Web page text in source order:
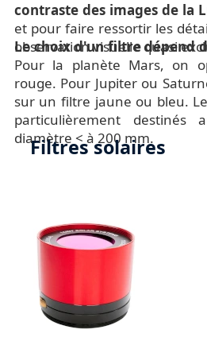
contraste des images de la
et pour faire ressortir les
observation visuelle quasi
Le choix d'un filtre dépend
Pour la planète Mars, on
rouge. Pour Jupiter ou
sur un filtre jaune ou bleu.
particulièrement destinés
diamètre < à 200 mm.
Filtres solaires